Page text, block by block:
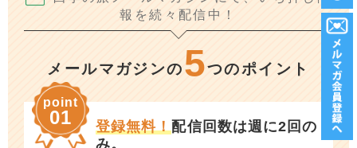
報を続々配信中！
メールマガジンの5つのポイント
point
01 登録無料！配信回数は週に2回の
み。